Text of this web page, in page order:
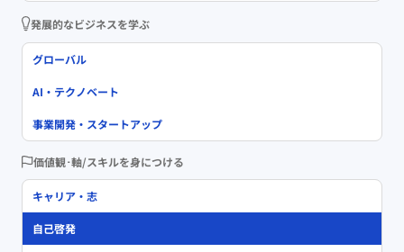
発展的なビジネスを学ぶ
グローバル
AI・テクノベート
事業開発・スタートアップ
価値観･軸/スキルを身につける
キャリア・志
自己啓発